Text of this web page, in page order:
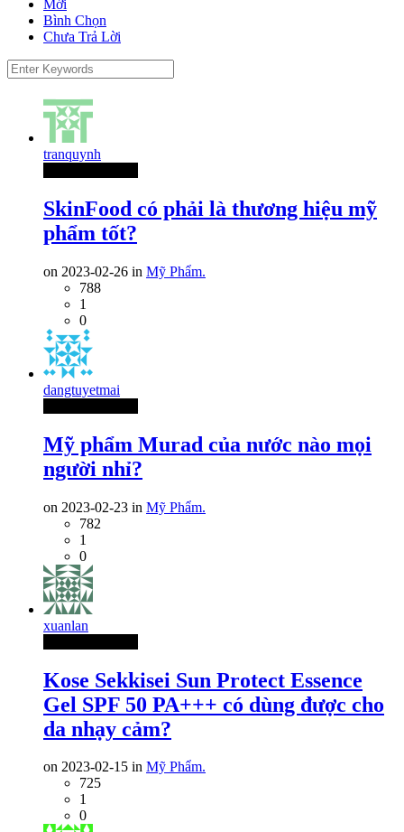
Mới
Bình Chọn
Chưa Trả Lời
tranquynh
SkinFood có phải là thương hiệu mỹ
phẩm tốt?
on 2023-02-26 in Mỹ Phẩm.
788
1
0
dangtuyetmai
Mỹ phẩm Murad của nước nào mọi
người nhỉ?
on 2023-02-23 in Mỹ Phẩm.
782
1
0
xuanlan
Kose Sekkisei Sun Protect Essence
Gel SPF 50 PA+++ có dùng được cho
da nhạy cảm?
on 2023-02-15 in Mỹ Phẩm.
725
1
0